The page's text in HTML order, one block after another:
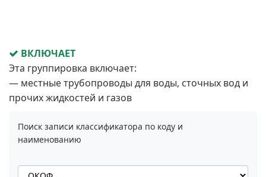
ВКЛЮЧАЕТ
Эта группировка включает:
— местные трубопроводы для воды, сточных вод и
прочих жидкостей и газов
Поиск записи классификатора по коду и
наименованию